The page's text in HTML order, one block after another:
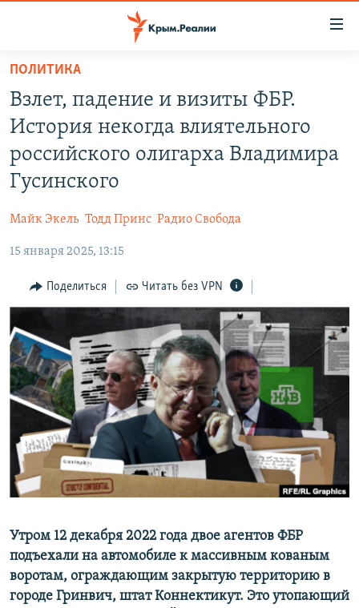
Вернуться
основному
содержанию
Вернутся
главной
Вернутся
СПЕЦПРОЕКТЫ
ГРУЗ 200
ИСТОРИЯ
ИНФОГРАФИКА
ТЕЛЕПРОЕКТ КРЫМ.РЕАЛИИ
СОВЕТЫ ПРАВОЗАЩИТНИКОВ
ПРОПАВШИЕ БЕЗ ВЕСТИ
ПОБЕДИТЕЛЕЙ НЕ СУДЯТ?
КРЫМ.НЕПОКОРЕННЫЙ
ELIFBE
УКРАИНСКАЯ ПРОБЛЕМА КРЫМА
РАДІО СВОБОДА
КАК ОБОЙТИ БЛОКИРОВКУ
Qırımtatar
ПРИСОЕДИНЯЙТЕСЬ!
Все сайты RFE/RL
ПОЛИТИКА
Взлет, падение и визиты ФБР.
История некогда влиятельного
российского олигарха Владимира
Гусинского
Майк Экель Тодд Принс Радио Свобода
15 января 2025, 13:15
Поделиться Читать без VPN
Утром 12 декабря 2022 года двое агентов ФБР
подъехали на автомобиле к массивным кованым
воротам, ограждающим закрытую территорию в
городе Гринвич, штат Коннектикут. Это утопающий